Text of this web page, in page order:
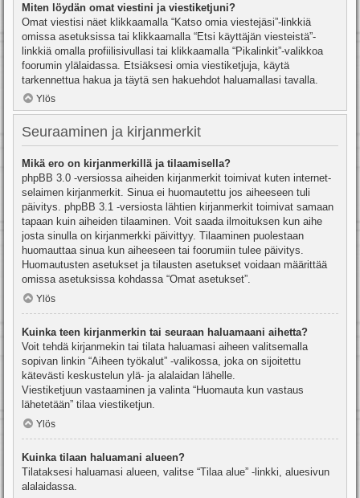
Miten löydän omat viestini ja viestiketjuni?
Omat viestisi näet klikkaamalla “Katso omia viestejäsi”-linkkiä
omissa asetuksissa tai klikkaamalla “Etsi käyttäjän viesteistä”-
linkkiä omalla profiilisivullasi tai klikkaamalla “Pikalinkit”-valikkoa
foorumin ylälaidassa. Etsiäksesi omia viestiketjuja, käytä
tarkennettua hakua ja täytä sen hakuehdot haluamallasi tavalla.
Ylös
Seuraaminen ja kirjanmerkit
Mikä ero on kirjanmerkillä ja tilaamisella?
phpBB 3.0 -versiossa aiheiden kirjanmerkit toimivat kuten internet-
selaimen kirjanmerkit. Sinua ei huomautettu jos aiheeseen tuli
päivitys. phpBB 3.1 -versiosta lähtien kirjanmerkit toimivat samaan
tapaan kuin aiheiden tilaaminen. Voit saada ilmoituksen kun aihe
josta sinulla on kirjanmerkki päivittyy. Tilaaminen puolestaan
huomauttaa sinua kun aiheeseen tai foorumiin tulee päivitys.
Huomautusten asetukset ja tilausten asetukset voidaan määrittää
omissa asetuksissa kohdassa “Omat asetukset”.
Ylös
Kuinka teen kirjanmerkin tai seuraan haluamaani aihetta?
Voit tehdä kirjanmekin tai tilata haluamasi aiheen valitsemalla
sopivan linkin “Aiheen työkalut” -valikossa, joka on sijoitettu
kätevästi keskustelun ylä- ja alalaidan lähelle.
Viestiketjuun vastaaminen ja valinta “Huomauta kun vastaus
lähetetään” tilaa viestiketjun.
Ylös
Kuinka tilaan haluamani alueen?
Tilataksesi haluamasi alueen, valitse “Tilaa alue” -linkki, aluesivun
alalaidassa.